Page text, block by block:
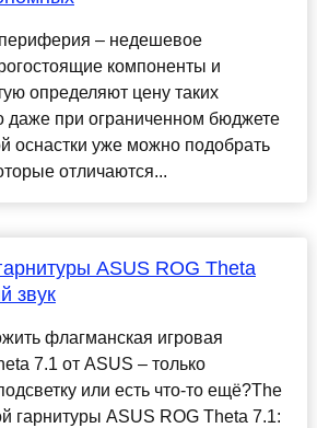
– недешевое
компоненты и
определяют цену таких
даже при ограниченном бюджете
оснастки уже можно подобрать
отличаются...
ASUS ROG Theta
звук
флагманская игровая
7.1 от ASUS – только
или есть что-то ещё?The
гарнитуры ASUS ROG Theta 7.1: